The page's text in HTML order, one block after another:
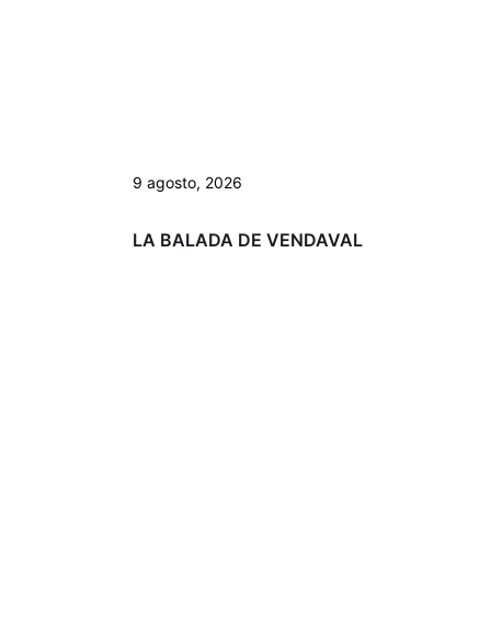
9 agosto, 2026
LA BALADA DE VENDAVAL